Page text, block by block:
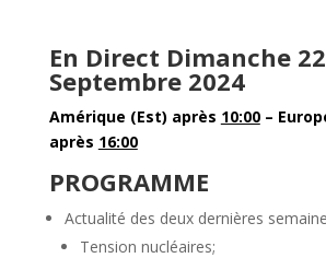
En Direct Dimanche 22
Septembre 2024
Amérique (Est) après 10:00–
après 16:00
PROGRAMME
Actualité des deux dernières
Tension nucléaires;